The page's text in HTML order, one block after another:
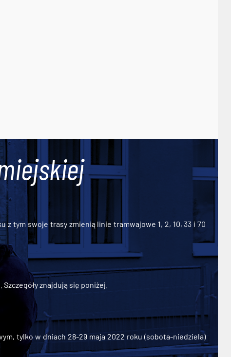
tym swoje trasy zmienią linie tramwajowe 1, 2, 10, 33 i 70
znajdują się poniżej.
tylko w dniach 28-29 maja 2022 roku (sobota-niedziela)